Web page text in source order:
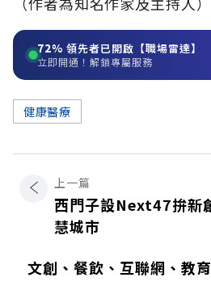
72% 領先者已開啟【職場雷達】
立即開通！解鎖專屬服務
健康醫療
上一篇
西門子設Next47拚新
慧城市
文創、餐飲、互聯網、教